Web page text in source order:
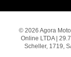
© 2026 Agora
Online LTDA |
Scheller, 1719,